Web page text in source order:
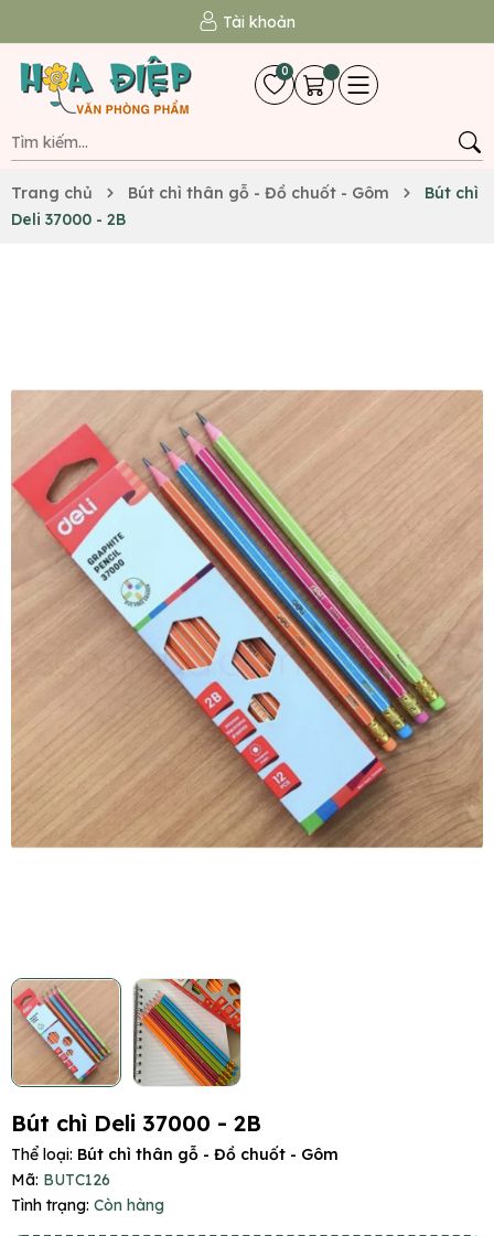
Tài khoản
0
Trang chủ Bút chì thân gỗ - Đồ chuốt - Gôm
Bút chì
Deli 37000 - 2B
Bút chì Deli 37000 - 2B
Thể loại: Bút chì thân gỗ - Đồ chuốt - Gôm
Mã: BUTC126
Tình trạng: Còn hàng